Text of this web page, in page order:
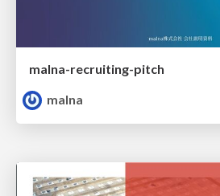
malna-recruiting-pitch
malna